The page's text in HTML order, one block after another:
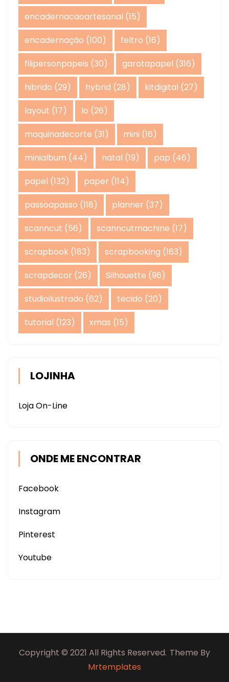
encadernacaoartesanal (15)
encadernação (100) feltro (16)
filipersonpapeis (30) garotapapel (316)
hibrido (29) hybrid (28) kitdigital (27)
layout (17) lo (26)
maquinadecorte (31) mini (16)
minialbum (44) natal (19) pap (46)
papel (132) paper (114)
passoapasso (118) planner (37)
scanncut (56) scanncutmachine (17)
scrapbook (183) scrapbooking (163)
scrapdecor (26) Silhouette (96)
studioilustrado (62) tecido (20)
tutorial (123) xmas (15)
LOJINHA
Loja On-Line
ONDE ME ENCONTRAR
Facebook
Instagram
Pinterest
Youtube
Copyright © 2021 All Rights Reserved. Theme By
Mrtemplates